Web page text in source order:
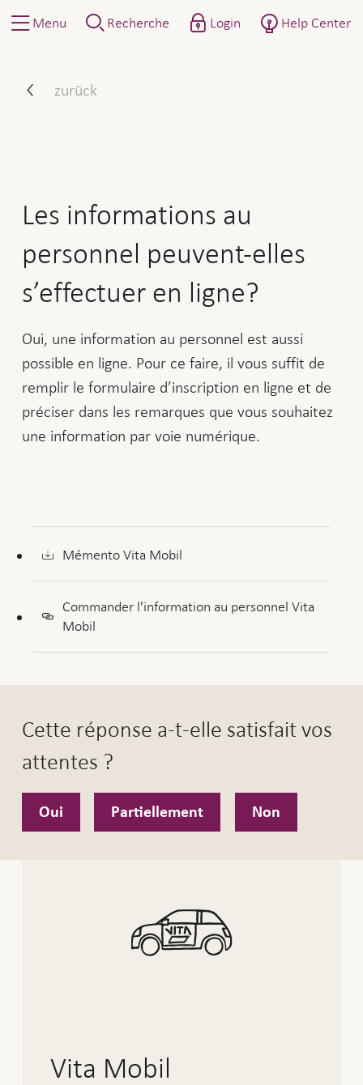
Menu Recherche Login Help Center
zurück
Les informations au
personnel peuvent-elles
s’effectuer en ligne?
Oui, une information au personnel est aussi
possible en ligne. Pour ce faire, il vous suffit de
remplir le formulaire d’inscription en ligne et de
préciser dans les remarques que vous souhaitez
une information par voie numérique.
Mémento Vita Mobil
Commander l'information au personnel Vita
Mobil
Cette réponse a-t-elle satisfait vos
attentes ?
Oui Partiellement Non
Vita Mobil